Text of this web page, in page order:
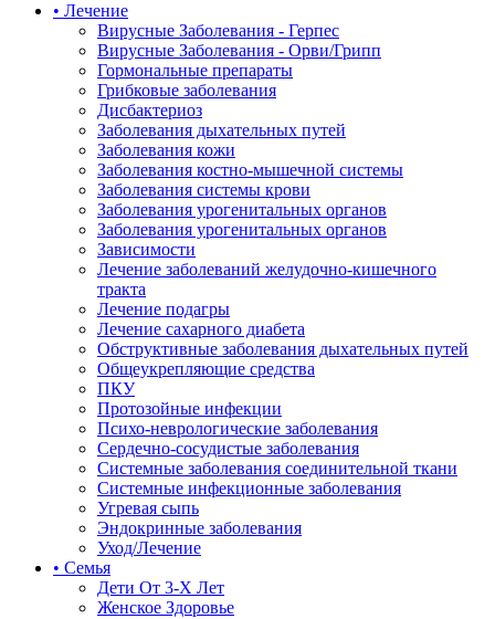
• Лечение
Вирусные Заболевания - Герпес
Вирусные Заболевания - Орви/Грипп
Гормональные препараты
Грибковые заболевания
Дисбактериоз
Заболевания дыхательных путей
Заболевания кожи
Заболевания костно-мышечной системы
Заболевания системы крови
Заболевания урогенитальных органов
Заболевания урогенитальных органов
Зависимости
Лечение заболеваний желудочно-кишечного
тракта
Лечение подагры
Лечение сахарного диабета
Обструктивные заболевания дыхательных путей
Общеукрепляющие средства
ПКУ
Протозойные инфекции
Психо-неврологические заболевания
Сердечно-сосудистые заболевания
Системные заболевания соединительной ткани
Системные инфекционные заболевания
Угревая сыпь
Эндокринные заболевания
Уход/Лечение
• Семья
Дети От 3-Х Лет
Женское Здоровье